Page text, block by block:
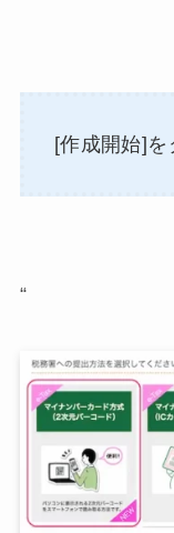
[作成開始]を
“